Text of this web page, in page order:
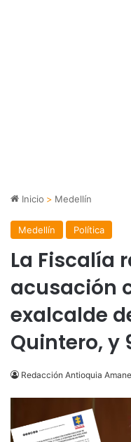
Inicio > Medellín
Medellín Política
La Fiscalía
acusación
exalcalde
Quintero, y
Redacción Antioquia